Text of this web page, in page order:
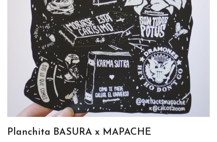
Planchita BASURA x MAPACHE